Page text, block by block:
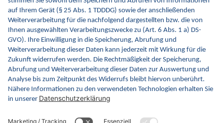
Kontakt
Kontaktformular
gematik GmbH
Rosenthaler Str. 30
10178 Berlin